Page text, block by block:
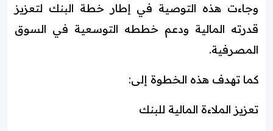
وجاءت هذه التوصية في إطار خطة البنك لتعزيز
قدرته المالية ودعم خططه التوسعية في السوق
المصرفية.
كما تهدف هذه الخطوة إلى:
تعزيز الملاءة المالية للبنك